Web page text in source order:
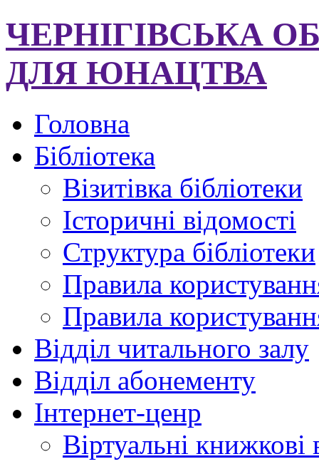
ЧЕРНІГІВСЬКА
ДЛЯ ЮНАЦТВА
Головна
Бібліотека
Візитівка бібліотеки
Історичні відомості
Структура бібліотеки
Правила
Правила
Відділ читального залу
Відділ абонементу
Інтернет-ценр
Віртуальні книжкові